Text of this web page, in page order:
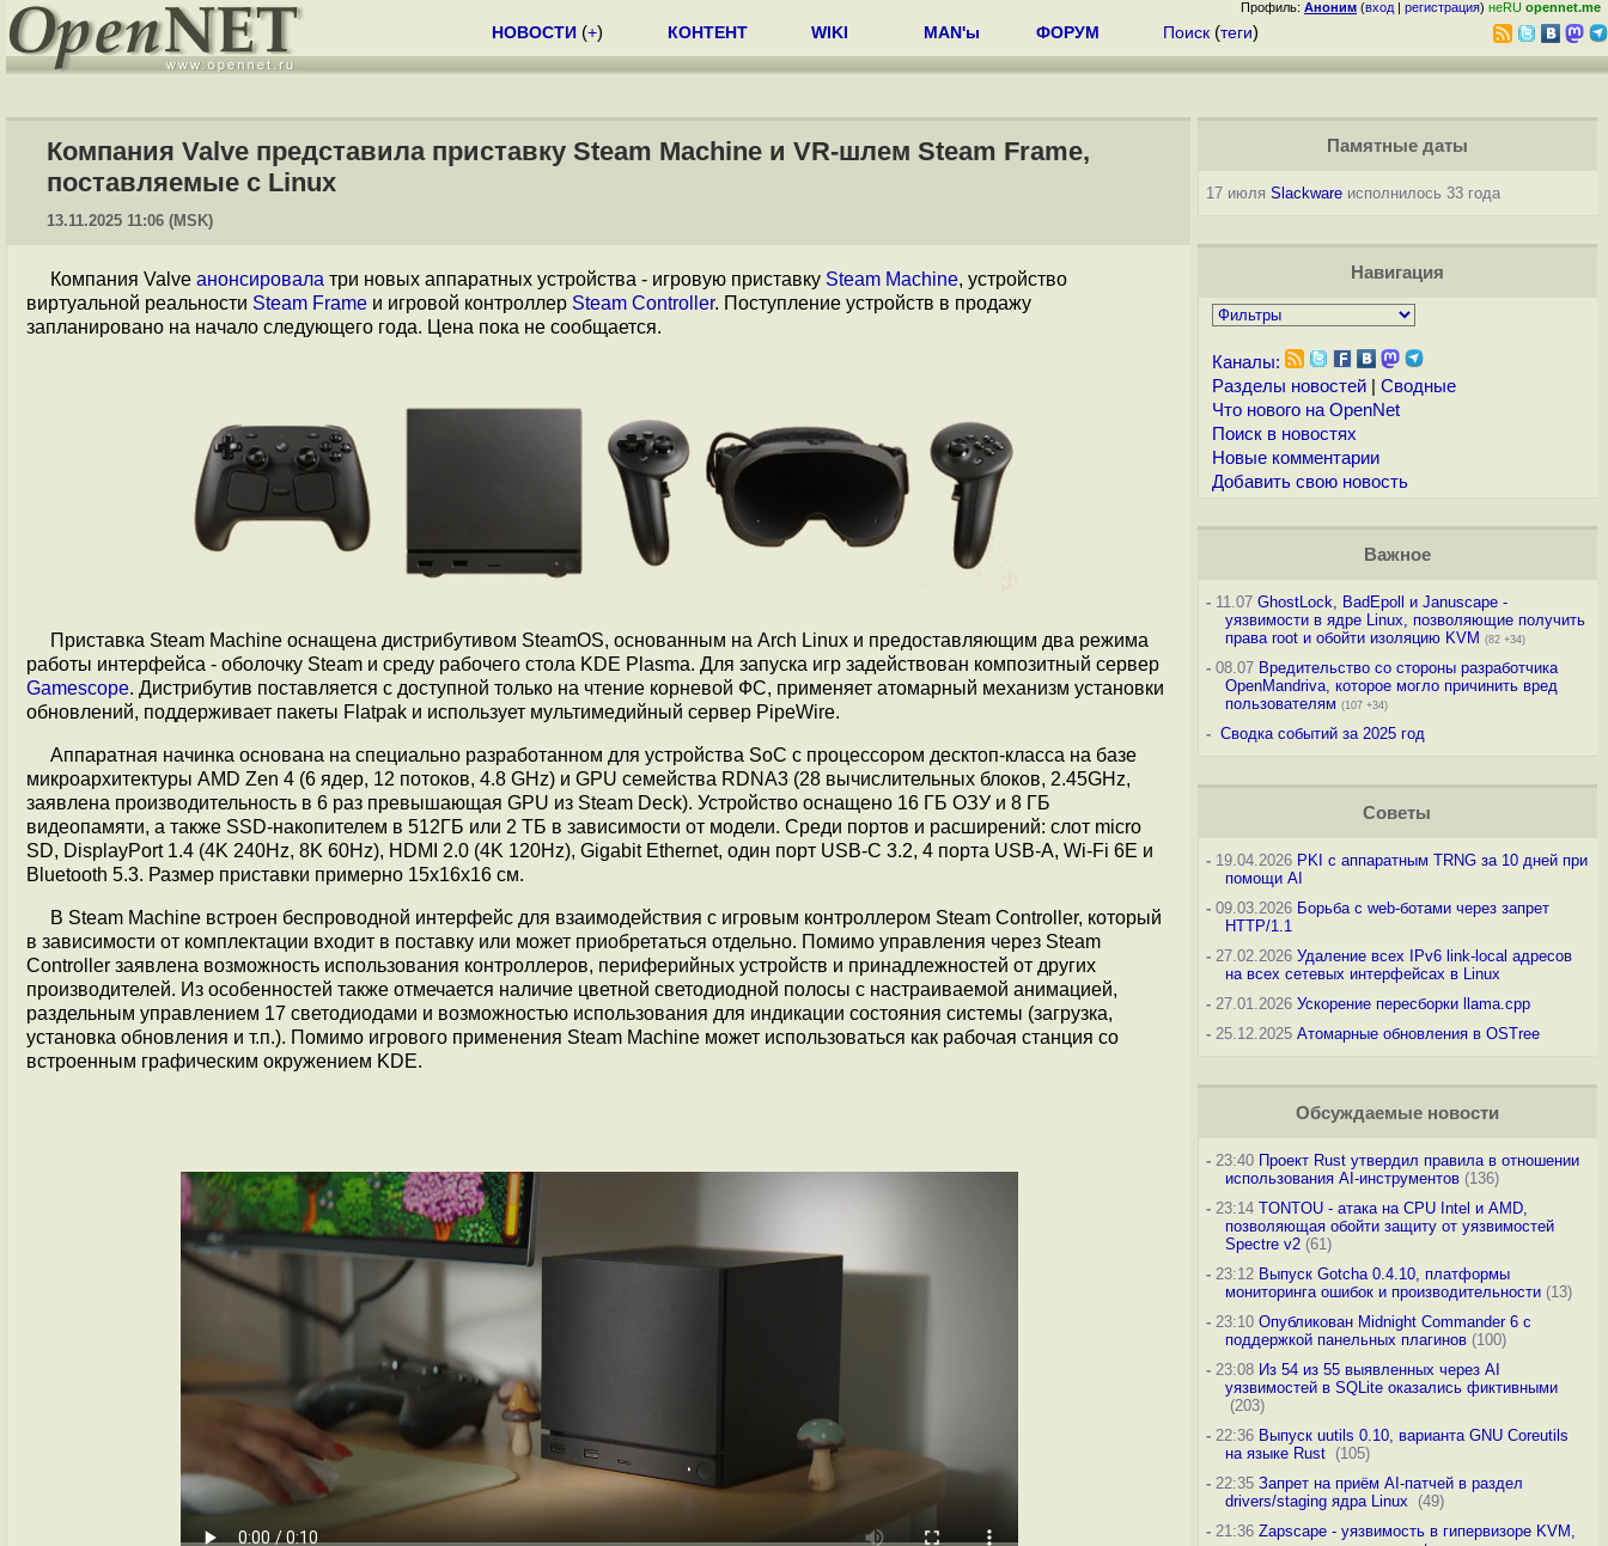
Профиль: Аноним (вход | регистрация) неRU opennet.me
НОВОСТИ (+) КОНТЕНТ WIKI MAN'ы ФОРУМ Поиск (теги)
Компания Valve представила приставку Steam Machine и VR-шлем Steam Frame,
поставляемые с Linux
13.11.2025 11:06 (MSK)
Компания Valve анонсировала три новых аппаратных устройства - игровую приставку Steam Machine, устройство
виртуальной реальности Steam Frame и игровой контроллер Steam Controller. Поступление устройств в продажу
запланировано на начало следующего года. Цена пока не сообщается.
Приставка Steam Machine оснащена дистрибутивом SteamOS, основанным на Arch Linux и предоставляющим два режима
работы интерфейса - оболочку Steam и среду рабочего стола KDE Plasma. Для запуска игр задействован композитный сервер
Gamescope. Дистрибутив поставляется с доступной только на чтение корневой ФС, применяет атомарный механизм установки
обновлений, поддерживает пакеты Flatpak и использует мультимедийный сервер PipeWire.
Аппаратная начинка основана на специально разработанном для устройства SoC с процессором десктоп-класса на базе
микроархитектуры AMD Zen 4 (6 ядер, 12 потоков, 4.8 GHz) и GPU семейства RDNA3 (28 вычислительных блоков, 2.45GHz,
заявлена производительность в 6 раз превышающая GPU из Steam Deck). Устройство оснащено 16 ГБ ОЗУ и 8 ГБ
видеопамяти, а также SSD-накопителем в 512ГБ или 2 ТБ в зависимости от модели. Среди портов и расширений: слот micro
SD, DisplayPort 1.4 (4K 240Hz, 8K 60Hz), HDMI 2.0 (4K 120Hz), Gigabit Ethernet, один порт USB-C 3.2, 4 порта USB-A, Wi-Fi 6E и
Bluetooth 5.3. Размер приставки примерно 15x16x16 см.
В Steam Machine встроен беспроводной интерфейс для взаимодействия с игровым контроллером Steam Controller, который
в зависимости от комплектации входит в поставку или может приобретаться отдельно. Помимо управления через Steam
Controller заявлена возможность использования контроллеров, периферийных устройств и принадлежностей от других
производителей. Из особенностей также отмечается наличие цветной светодиодной полосы с настраиваемой анимацией,
раздельным управлением 17 светодиодами и возможностью использования для индикации состояния системы (загрузка,
установка обновления и т.п.). Помимо игрового применения Steam Machine может использоваться как рабочая станция со
встроенным графическим окружением KDE.
Памятные даты
17 июля Slackwareисполнилось 33 года
Навигация
Каналы:
Разделы новостей| Сводные
Что нового на OpenNet
Поиск в новостях
Новые комментарии
Добавить свою новость
Важное
-11.07 GhostLock, BadEpoll и Januscape -
уязвимости в ядре Linux, позволяющие получить
права root и обойти изоляцию KVM (82 +34)
-08.07 Вредительство со стороны разработчика
OpenMandriva, которое могло причинить вред
пользователям (107 +34)
- Сводка событий за 2025 год
Советы
-19.04.2026 PKI с аппаратным TRNG за 10 дней при
помощи AI
-09.03.2026 Борьба с web-ботами через запрет
HTTP/1.1
-27.02.2026 Удаление всех IPv6 link-local адресов
на всех сетевых интерфейсах в Linux
-27.01.2026 Ускорение пересборки llama.cpp
-25.12.2025 Атомарные обновления в OSTree
Обсуждаемые новости
-23:40 Проект Rust утвердил правила в отношении
использования AI-инструментов(136)
-23:14 TONTOU - атака на CPU Intel и AMD,
позволяющая обойти защиту от уязвимостей
Spectre v2(61)
-23:12 Выпуск Gotcha 0.4.10, платформы
мониторинга ошибок и производительности(13)
-23:10 Опубликован Midnight Commander 6 c
поддержкой панельных плагинов(100)
-23:08 Из 54 из 55 выявленных через AI
уязвимостей в SQLite оказались фиктивными
(203)
-22:36 Выпуск uutils 0.10, варианта GNU Coreutils
на языке Rust (105)
-22:35 Запрет на приём AI-патчей в раздел
drivers/staging ядра Linux
(49)
-21:36 Zapscape - уязвимость в гипервизоре KVM,